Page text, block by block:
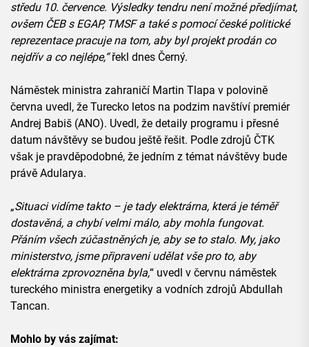
středu 10. července. Výsledky tendru není možné předjímat,
ovšem ČEB s EGAP, TMSF a také s pomocí české politické
reprezentace pracuje na tom, aby byl projekt prodán co
nejdřív a co nejlépe,“řekl dnes Černý.
Náměstek ministra zahraničí Martin Tlapa v polovině
června uvedl, že Turecko letos na podzim navštíví premiér
Andrej Babiš (ANO). Uvedl, že detaily programu i přesné
datum návštěvy se budou ještě řešit. Podle zdrojů ČTK
však je pravděpodobné, že jedním z témat návštěvy bude
právě Adularya.
„Situaci vidíme takto – je tady elektrárna, která je téměř
dostavěná, a chybí velmi málo, aby mohla fungovat.
Přáním všech zúčastněných je, aby se to stalo. My, jako
ministerstvo, jsme připraveni udělat vše pro to, aby
elektrárna zprovozněna byla,“ uvedl v červnu náměstek
tureckého ministra energetiky a vodních zdrojů Abdullah
Tancan.
Mohlo by vás zajímat: